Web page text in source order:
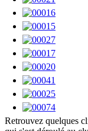
Retrouvez quelques